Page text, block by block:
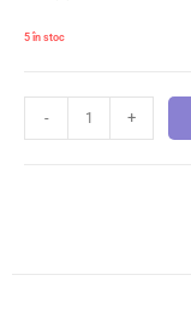
5 în stoc
- +